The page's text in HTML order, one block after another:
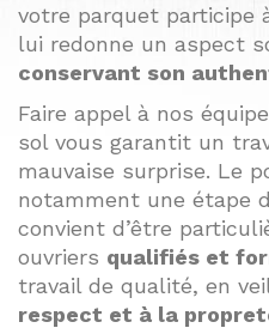
votre parquet participe
lui redonne un aspect
conservant son
Faire appel à nos
sol vous garantit un
mauvaise surprise. Le
notamment une étape
convient d’être
ouvriers qualifiés et
travail de qualité, en
respect et à la